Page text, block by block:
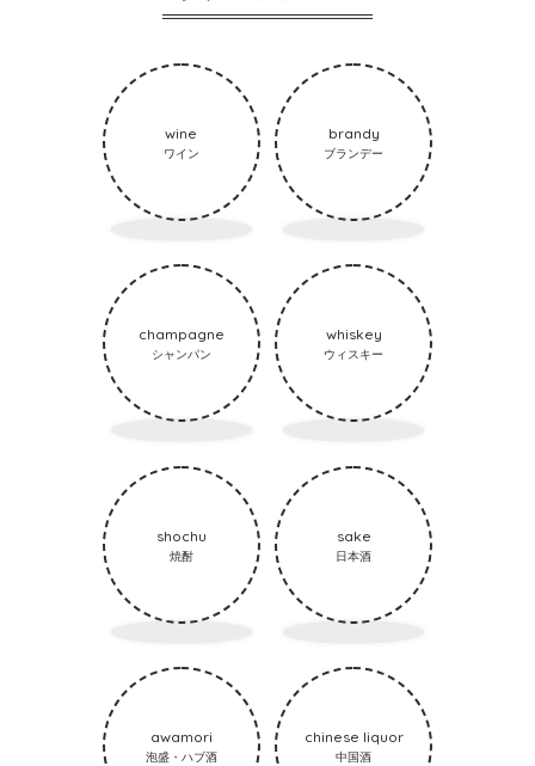
wine
ワイン
brandy
ブランデー
champagne
シャンパン
whiskey
ウィスキー
shochu
焼酎
sake
日本酒
awamori
泡盛・ハブ酒
chinese liquor
中国酒